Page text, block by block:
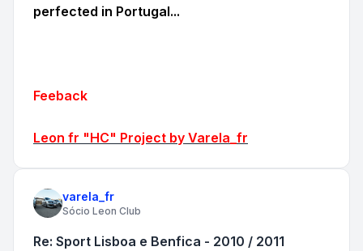
perfected in Portugal...
Feeback
Leon fr "HC" Project by Varela_fr
varela_fr
Sócio Leon Club
Re: Sport Lisboa e Benfica - 2010 / 2011